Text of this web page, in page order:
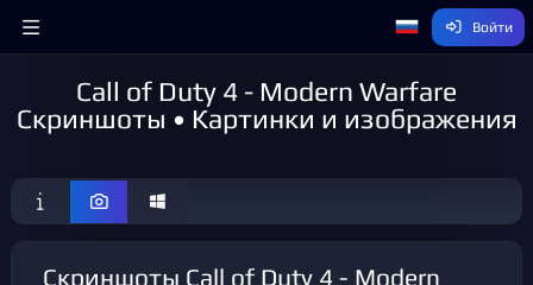
Войти
Call of Duty 4 - Modern Warfare
Скриншоты • Картинки и изображения
Скриншоты Call of Duty 4 - Modern